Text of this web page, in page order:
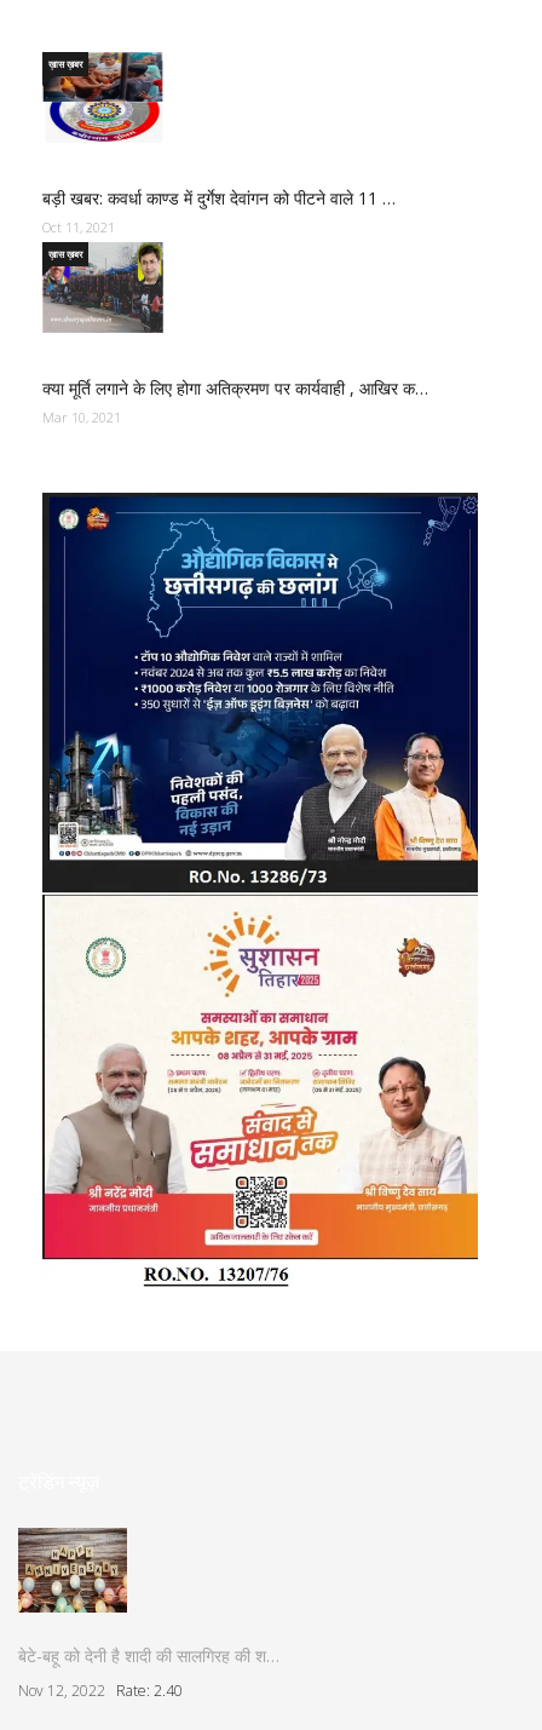
बड़ी खबर: कवर्धा काण्ड में दुर्गेश देवांगन को पीटने वाले 11 …
ख़ास ख़बर
Oct 11, 2021
क्या मूर्ति लगाने के लिए होगा अतिक्रमण पर कार्यवाही , आखिर क…
ख़ास ख़बर
Mar 10, 2021
बेटे-बहू को देनी है शादी की सालगिरह की श…
Nov 12, 2022 Rate: 2.40